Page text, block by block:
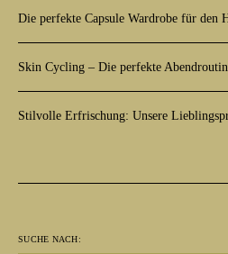
Die perfekte Capsule Wardrobe für den
Skin Cycling – Die perfekte
Stilvolle Erfrischung: Unsere
SUCHE NACH: